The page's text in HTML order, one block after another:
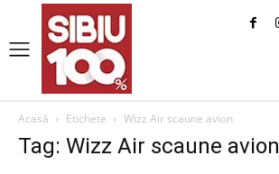
Acasă Etichete Wizz Air scaune avion
Tag: Wizz Air scaune avion